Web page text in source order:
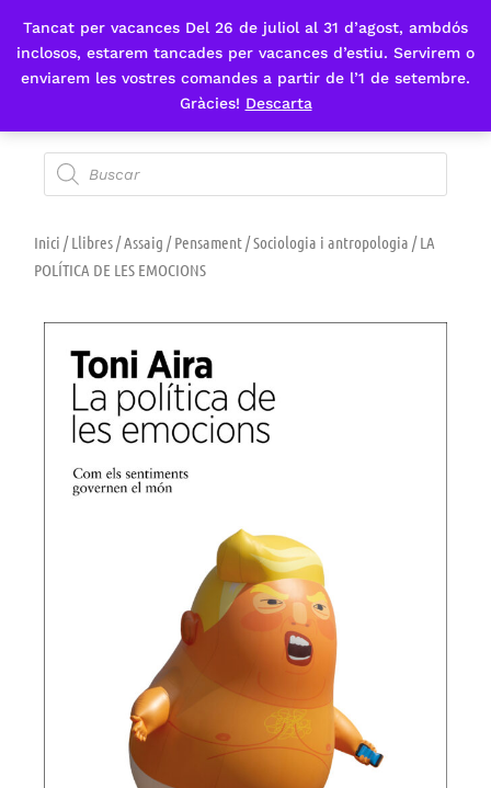
Tancat per vacances Del 26 de juliol al 31 d’agost, ambdós
inclosos, estarem tancades per vacances d’estiu. Servirem o
enviarem les vostres comandes a partir de l’1 de setembre.
Gràcies! Descarta
Fes-te'n sòcia
Inici /Llibres/Assaig /Pensament/Sociologia i antropologia / LA
POLÍTICA DE LES EMOCIONS